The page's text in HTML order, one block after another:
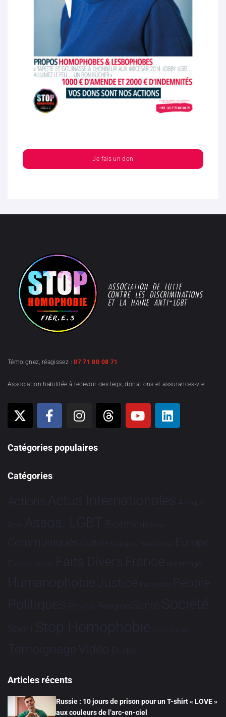
Je fais un don
Témoignez, réagissez :07 71 80 08 71
Association habilitée à recevoir des legs, donations et assurances-vie
Catégories populaires
Catégories
Actions Actus Internationales Afrique
Asie Assos. LGBT Bioéthique Brève
Communiqués Culture Dialogues France-Brésil Europe
Evénements Faits Divers France Hommage
HumanophobieJustice Partenariat People
Politiques Projets Religion Santé Société
Sport Stop Homophobie Tech Tribune
TémoignageVidéo Études
Articles récents
Russie : 10 jours de prison pour un T-shirt « LOVE »
aux couleurs de l’arc-en-ciel